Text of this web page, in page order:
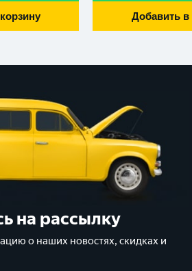
Добавить в
на рассылку
о наших новостях, скидках и